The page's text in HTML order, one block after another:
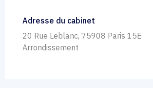
Adresse du cabinet
20 Rue Leblanc, 75908 Paris 15E
Arrondissement